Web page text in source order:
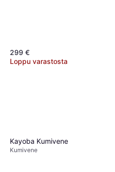
299 €
Loppu varastosta
Kayoba Kumivene
Kumivene